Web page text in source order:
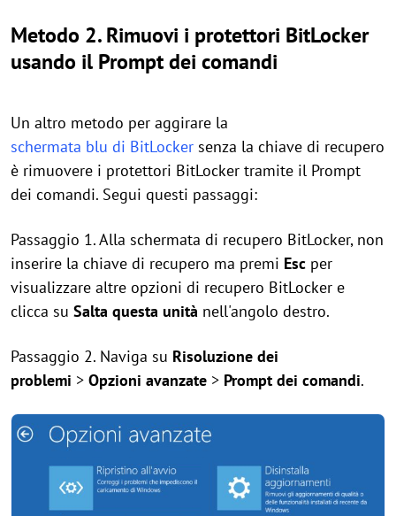
Metodo 2. Rimuovi i protettori BitLocker
usando il Prompt dei comandi
Un altro metodo per aggirare la
schermata blu di BitLocker senza la chiave di recupero
è rimuovere i protettori BitLocker tramite il Prompt
dei comandi. Segui questi passaggi:
Passaggio 1. Alla schermata di recupero BitLocker, non
inserire la chiave di recupero ma premi Esc per
visualizzare altre opzioni di recupero BitLocker e
clicca su Salta questa unità nell'angolo destro.
Passaggio 2. Naviga su Risoluzione dei
problemi > Opzioni avanzate > Prompt dei comandi.